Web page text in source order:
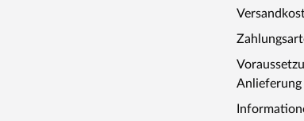
Anlieferung